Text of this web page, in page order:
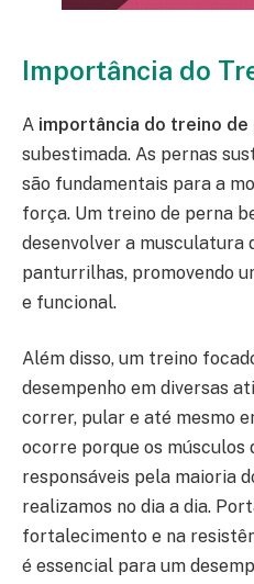
Importância do
A importância do treino de
subestimada. As pernas
são fundamentais para a
força. Um treino de perna
desenvolver a musculatura
panturrilhas, promovendo
e funcional.
Além disso, um treino
desempenho em diversas
correr, pular e até mesmo
ocorre porque os músculos
responsáveis pela maioria
realizamos no dia a dia.
fortalecimento e na
é essencial para um